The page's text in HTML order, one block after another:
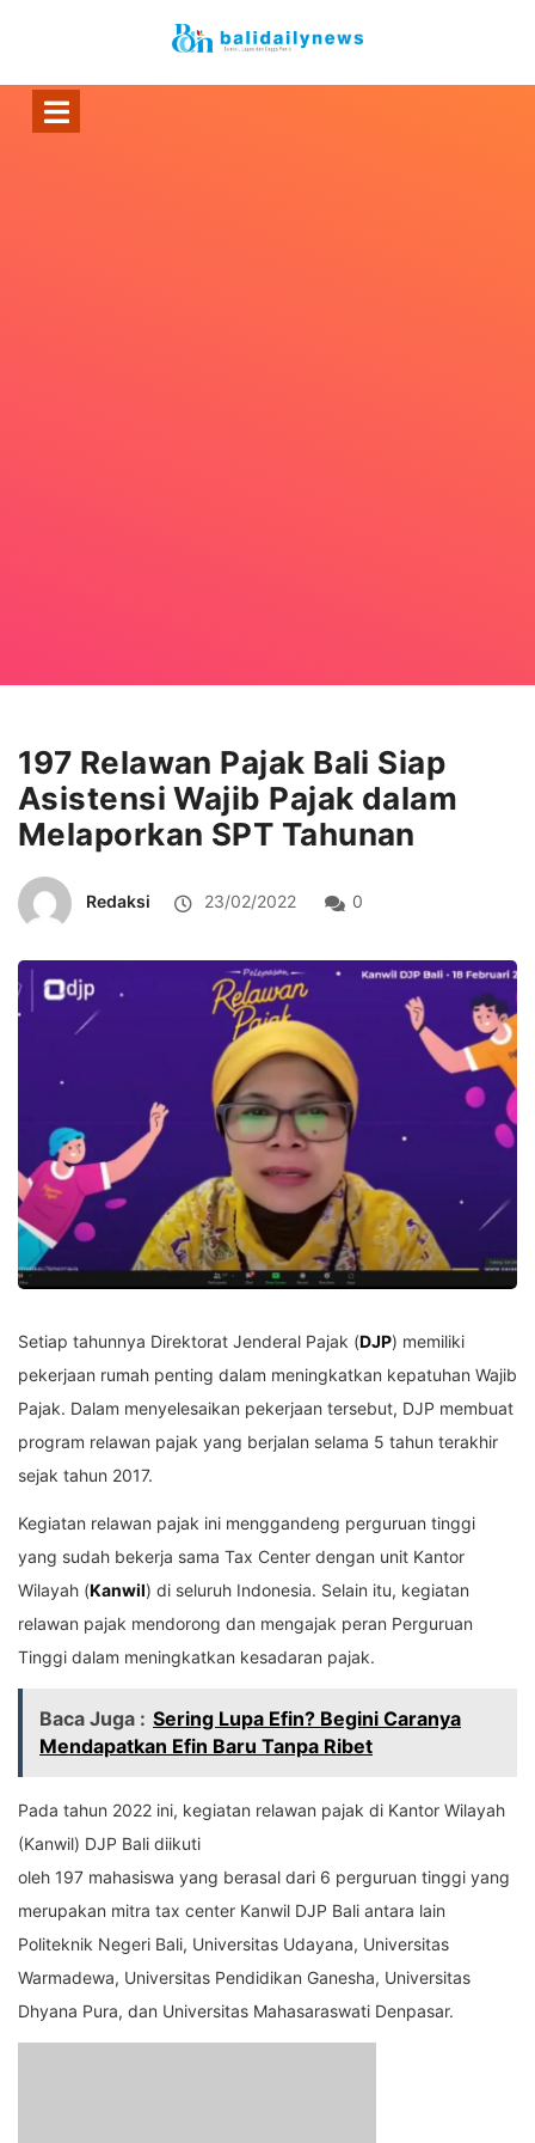
197 Relawan Pajak Bali Siap
Asistensi Wajib Pajak dalam
Melaporkan SPT Tahunan
Redaksi 23/02/2022 0
Setiap tahunnya Direktorat Jenderal Pajak (DJP) memiliki
pekerjaan rumah penting dalam meningkatkan kepatuhan Wajib
Pajak. Dalam menyelesaikan pekerjaan tersebut, DJP membuat
program relawan pajak yang berjalan selama 5 tahun terakhir
sejak tahun 2017.
Kegiatan relawan pajak ini menggandeng perguruan tinggi
yang sudah bekerja sama Tax Center dengan unit Kantor
Wilayah (Kanwil) di seluruh Indonesia. Selain itu, kegiatan
relawan pajak mendorong dan mengajak peran Perguruan
Tinggi dalam meningkatkan kesadaran pajak.
Baca Juga : Sering Lupa Efin? Begini Caranya
Mendapatkan Efin Baru Tanpa Ribet
Pada tahun 2022 ini, kegiatan relawan pajak di Kantor Wilayah
(Kanwil) DJP Bali diikuti
oleh 197 mahasiswa yang berasal dari 6 perguruan tinggi yang
merupakan mitra tax center Kanwil DJP Bali antara lain
Politeknik Negeri Bali, Universitas Udayana, Universitas
Warmadewa, Universitas Pendidikan Ganesha, Universitas
Dhyana Pura, dan Universitas Mahasaraswati Denpasar.